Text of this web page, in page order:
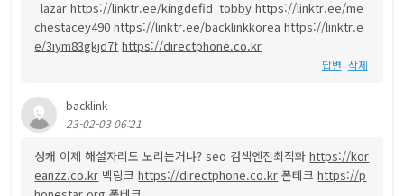
_lazar https://linktr.ee/kingdefid_tobby https://linktr.ee/me
chestacey490 https://linktr.ee/backlinkkorea https://linktr.e
e/3iym83gkjd7f https://directphone.co.kr
답변 삭제
backlink
23-02-03 06:21
성캐 이제 해설자리도 노리는거냐? seo 검색엔진최적화https://kor
eanzz.co.kr 백링크https://directphone.co.kr 폰테크https://p